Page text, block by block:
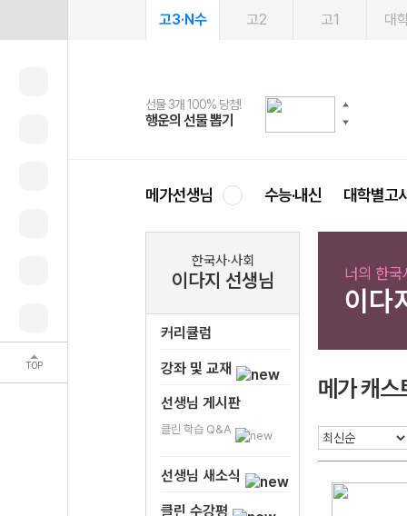
TOP
고3·N수 고2 고1 대
선물 3개 100% 당첨!
행운의 선물 뽑기
선물 100% 증정!
메가스터디 X 올리브
여름방학 스터디 캐시백
메가런 썸머스쿨
2027 러셀 단과
강사 공개선발
스마트러닝앱
설문 EVENT
메가패스
3일 무료 체험권
메가패스 수강생 무료혜택!
메가클럽 멤버십
사회공헌 캠페인
희망이룸 메가나눔
메가선생님 수능·내신 대학별고
한국사·사회
이다지 선생님
커리큘럼
강좌 및 교재
선생님 게시판
클린 학습 Q&A
선생님 새소식
클린 수강평
너의 한국
이다
메가 캐스